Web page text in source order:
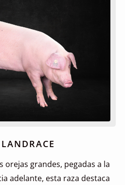
orejas grandes, pegadas a la
adelante, esta raza destaca